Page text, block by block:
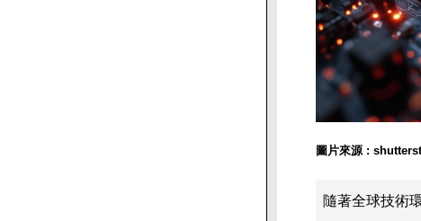
圖片來源 :
隨著全球技術